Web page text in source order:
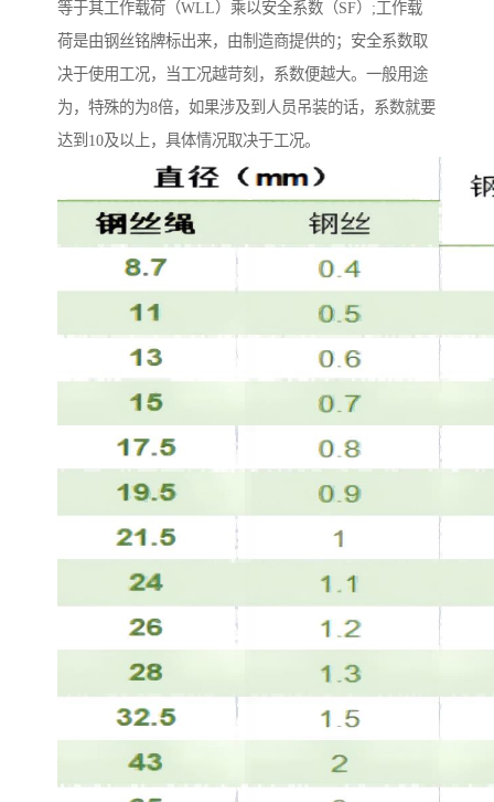
等于其工作载荷（WLL）乘以安全系数（SF）;工作载
荷是由钢丝铭牌标出来，由制造商提供的；安全系数取
决于使用工况，当工况越苛刻，系数便越大。一般用途
为，特殊的为8倍，如果涉及到人员吊装的话，系数就要
达到10及以上，具体情况取决于工况。